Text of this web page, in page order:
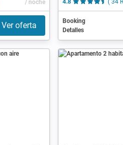
/ noche
Ver oferta
4.8
( 34
Booking
Detalles